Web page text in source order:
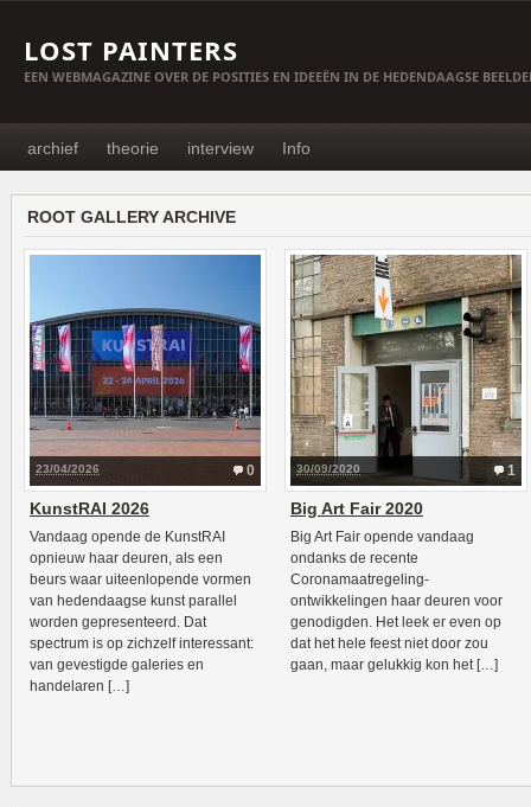
LOST PAINTERS
EEN WEBMAGAZINE OVER DE POSITIES EN IDEEËN IN DE HEDENDAAGSE
archief theorie interview Info
ROOT GALLERY ARCHIVE
0
23/04/2026
KunstRAI 2026
Vandaag opende de KunstRAI
opnieuw haar deuren, als een
beurs waar uiteenlopende vormen
van hedendaagse kunst parallel
worden gepresenteerd. Dat
spectrum is op zichzelf interessant:
van gevestigde galeries en
handelaren […]
1
30/09/2020
Big Art Fair 2020
Big Art Fair opende vandaag
ondanks de recente
Coronamaatregeling-
ontwikkelingen haar deuren voor
genodigden. Het leek er even op
dat het hele feest niet door zou
gaan, maar gelukkig kon het […]